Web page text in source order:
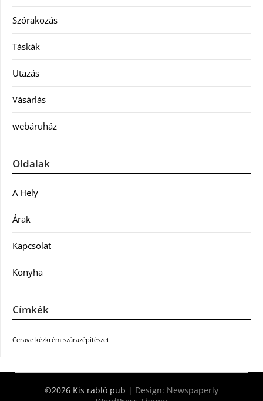
Szórakozás
Táskák
Utazás
Vásárlás
webáruház
Oldalak
A Hely
Árak
Kapcsolat
Konyha
Címkék
Cerave kézkrém szárazépítészet
©2026 Kis rabló pub | Design: Newspaperly